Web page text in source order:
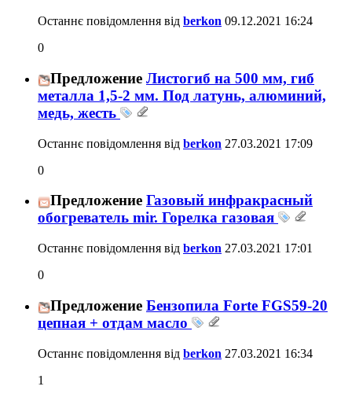
Останнє повідомлення від berkon 09.12.2021 16:24
0
Предложение Листогиб на 500 мм, гиб
металла 1,5-2 мм. Под латунь, алюминий,
медь, жесть
Останнє повідомлення від berkon 27.03.2021 17:09
0
Предложение Газовый инфракрасный
обогреватель mir. Горелка газовая
Останнє повідомлення від berkon 27.03.2021 17:01
0
Предложение Бензопила Forte FGS59-20
цепная + отдам масло
Останнє повідомлення від berkon 27.03.2021 16:34
1